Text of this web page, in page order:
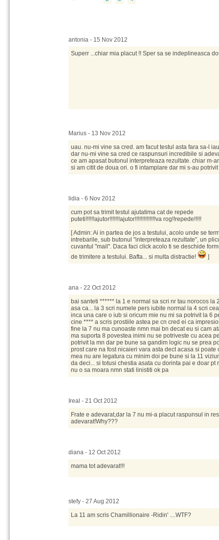
antonia - 15 Nov 2012
Superr ...chiar mia placut !! Sper sa se indeplineasca
Marius - 13 Nov 2012
uau. nu-mi vine sa cred. am facut testul asta fara sa-l
dar nu-mi vine sa cred ce raspunsuri incredibile si
ce am apasat butonul interpreteaza rezultate. chiar m-
si am citit de doua ori. o fi intamplare dar mi s-au
lidia - 6 Nov 2012
cum pot sa trimit testul ajutatima cat de repede
puteti!!!!!!ajutor!!!!!!!ajutor!!!!!!!!!!!!!!va rog!!repede!!!!!
[ Admin: Ai in partea de jos a testului, acolo unde se
intrebarile, sub butonul "interpreteaza rezultate", un
cuvantul "mail". Daca faci click acolo ti se deschide
de trimitere a testului. Bafta... si multa distractie!
]
ana - 22 Oct 2012
bai santeti ****** la 1 e normal sa scri nr tau norocos la
asa ca... la 3 scri numele pers iubite normal la 4 scri
inca una care o iub si oricum mie nu mi sa potrivit la 6
cine **** a scris prostiile astea pe cn cred ei ca
fine la 7 nu ma cunoaste nmn mai bn decat eu si cam
ma suporta 8 povestea inimi nu se potriveste cu acea
potrivit la mn dar pe bune sa gandim logic nu se prea
prost care na fost nicaieri vara asta dect acasa si
mea nu are legatura cu minim doi pe bune si la 11
da deci... si totusi chestia asata cu dorinta pai e doar pt
nu o sa moara nmn stati linistiti ok pa
Ireal - 21 Oct 2012
Frate e adevarat,dar la 7 nu mi-a placut raspunsul in
adevarat!Why???
diana - 12 Oct 2012
mama tot adevarat!!!
stefy - 27 Aug 2012
La 11 am scris Chamillionaire -Ridin' ....WTF?